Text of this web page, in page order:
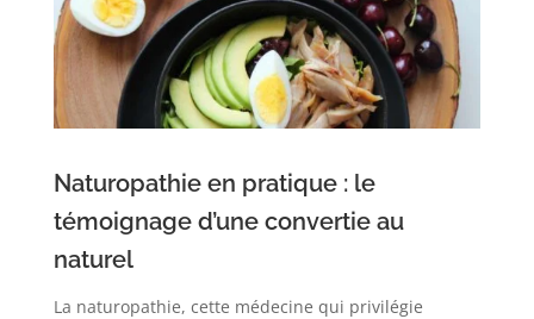
Naturopathie en pratique : le
témoignage d’une convertie au
naturel
La naturopathie, cette médecine qui privilégie